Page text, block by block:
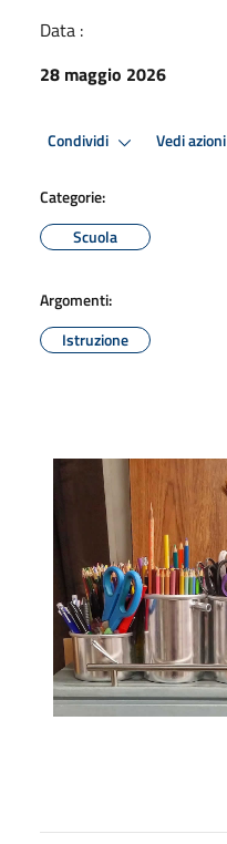
Data :
28 maggio 2026
Condividi Vedi azioni
Categorie:
Scuola
Argomenti:
Istruzione